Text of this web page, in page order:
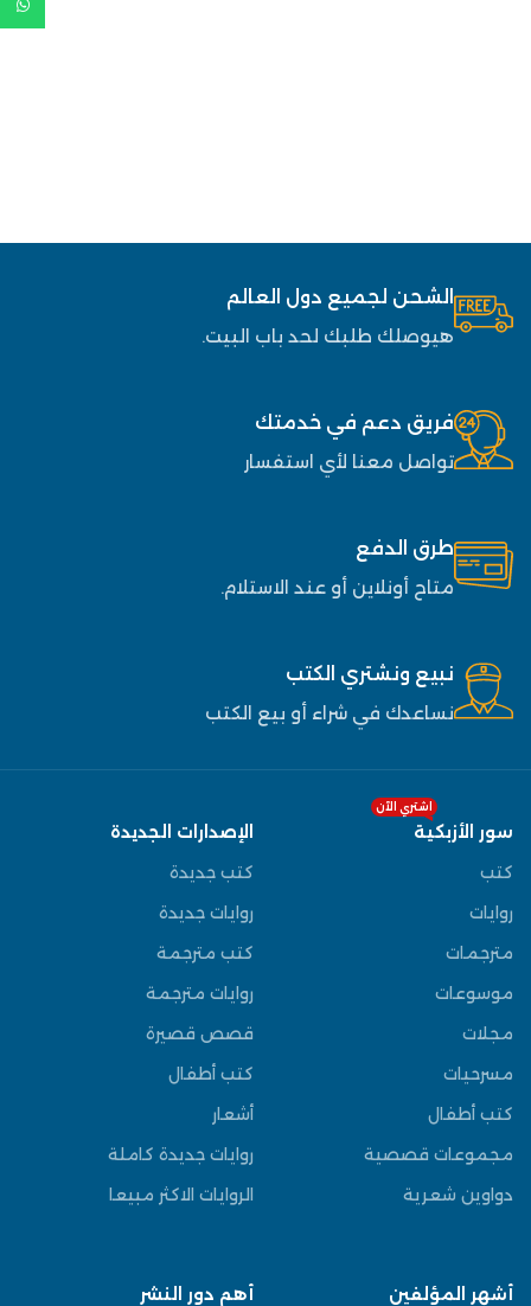
الشحن لجميع دول العالم
هيوصلك طلبك لحد باب البيت.
فريق دعم في خدمتك
تواصل معنا لأي استفسار
طرق الدفع
متاح أونلاين أو عند الاستلام.
نبيع ونشتري الكتب
نساعدك في شراء أو بيع الكتب
سور الأزبكية
اشتري الآن
كتب
روايات
مترجمات
موسوعات
مجلات
مسرحيات
كتب أطفال
مجموعات قصصية
دواوين شعرية
الإصدارات الجديدة
كتب جديدة
روايات جديدة
كتب مترجمة
روايات مترجمة
قصص قصيرة
كتب أطفال
أشعار
روايات جديدة كاملة
الروايات الاكثر مبيعا
أشهر المؤلفين
أهم دور النشر